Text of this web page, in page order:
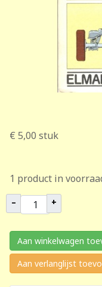
€ 5,00 stuk
1 product in
– +
Aan winkelwagen
Aan verlanglijst